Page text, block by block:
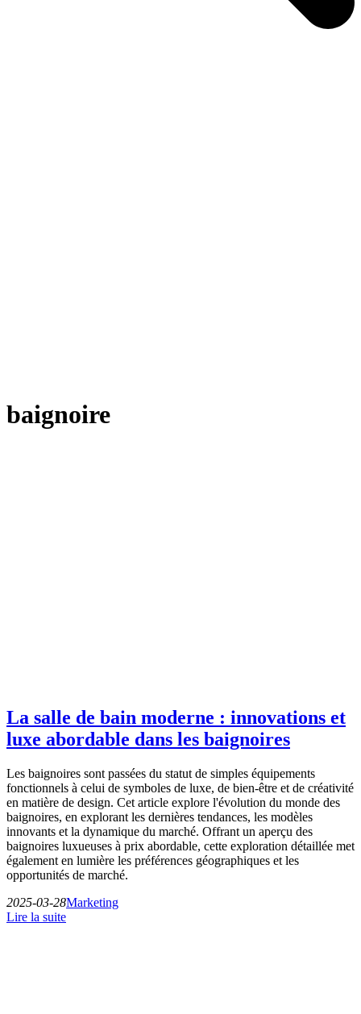
baignoire
La salle de bain moderne : innovations et
luxe abordable dans les baignoires
Les baignoires sont passées du statut de simples équipements
fonctionnels à celui de symboles de luxe, de bien-être et de créativité
en matière de design. Cet article explore l'évolution du monde des
baignoires, en explorant les dernières tendances, les modèles
innovants et la dynamique du marché. Offrant un aperçu des
baignoires luxueuses à prix abordable, cette exploration détaillée met
également en lumière les préférences géographiques et les
opportunités de marché.
2025-03-28Marketing
Lire la suite